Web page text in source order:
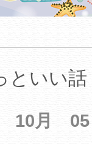
といい
10月